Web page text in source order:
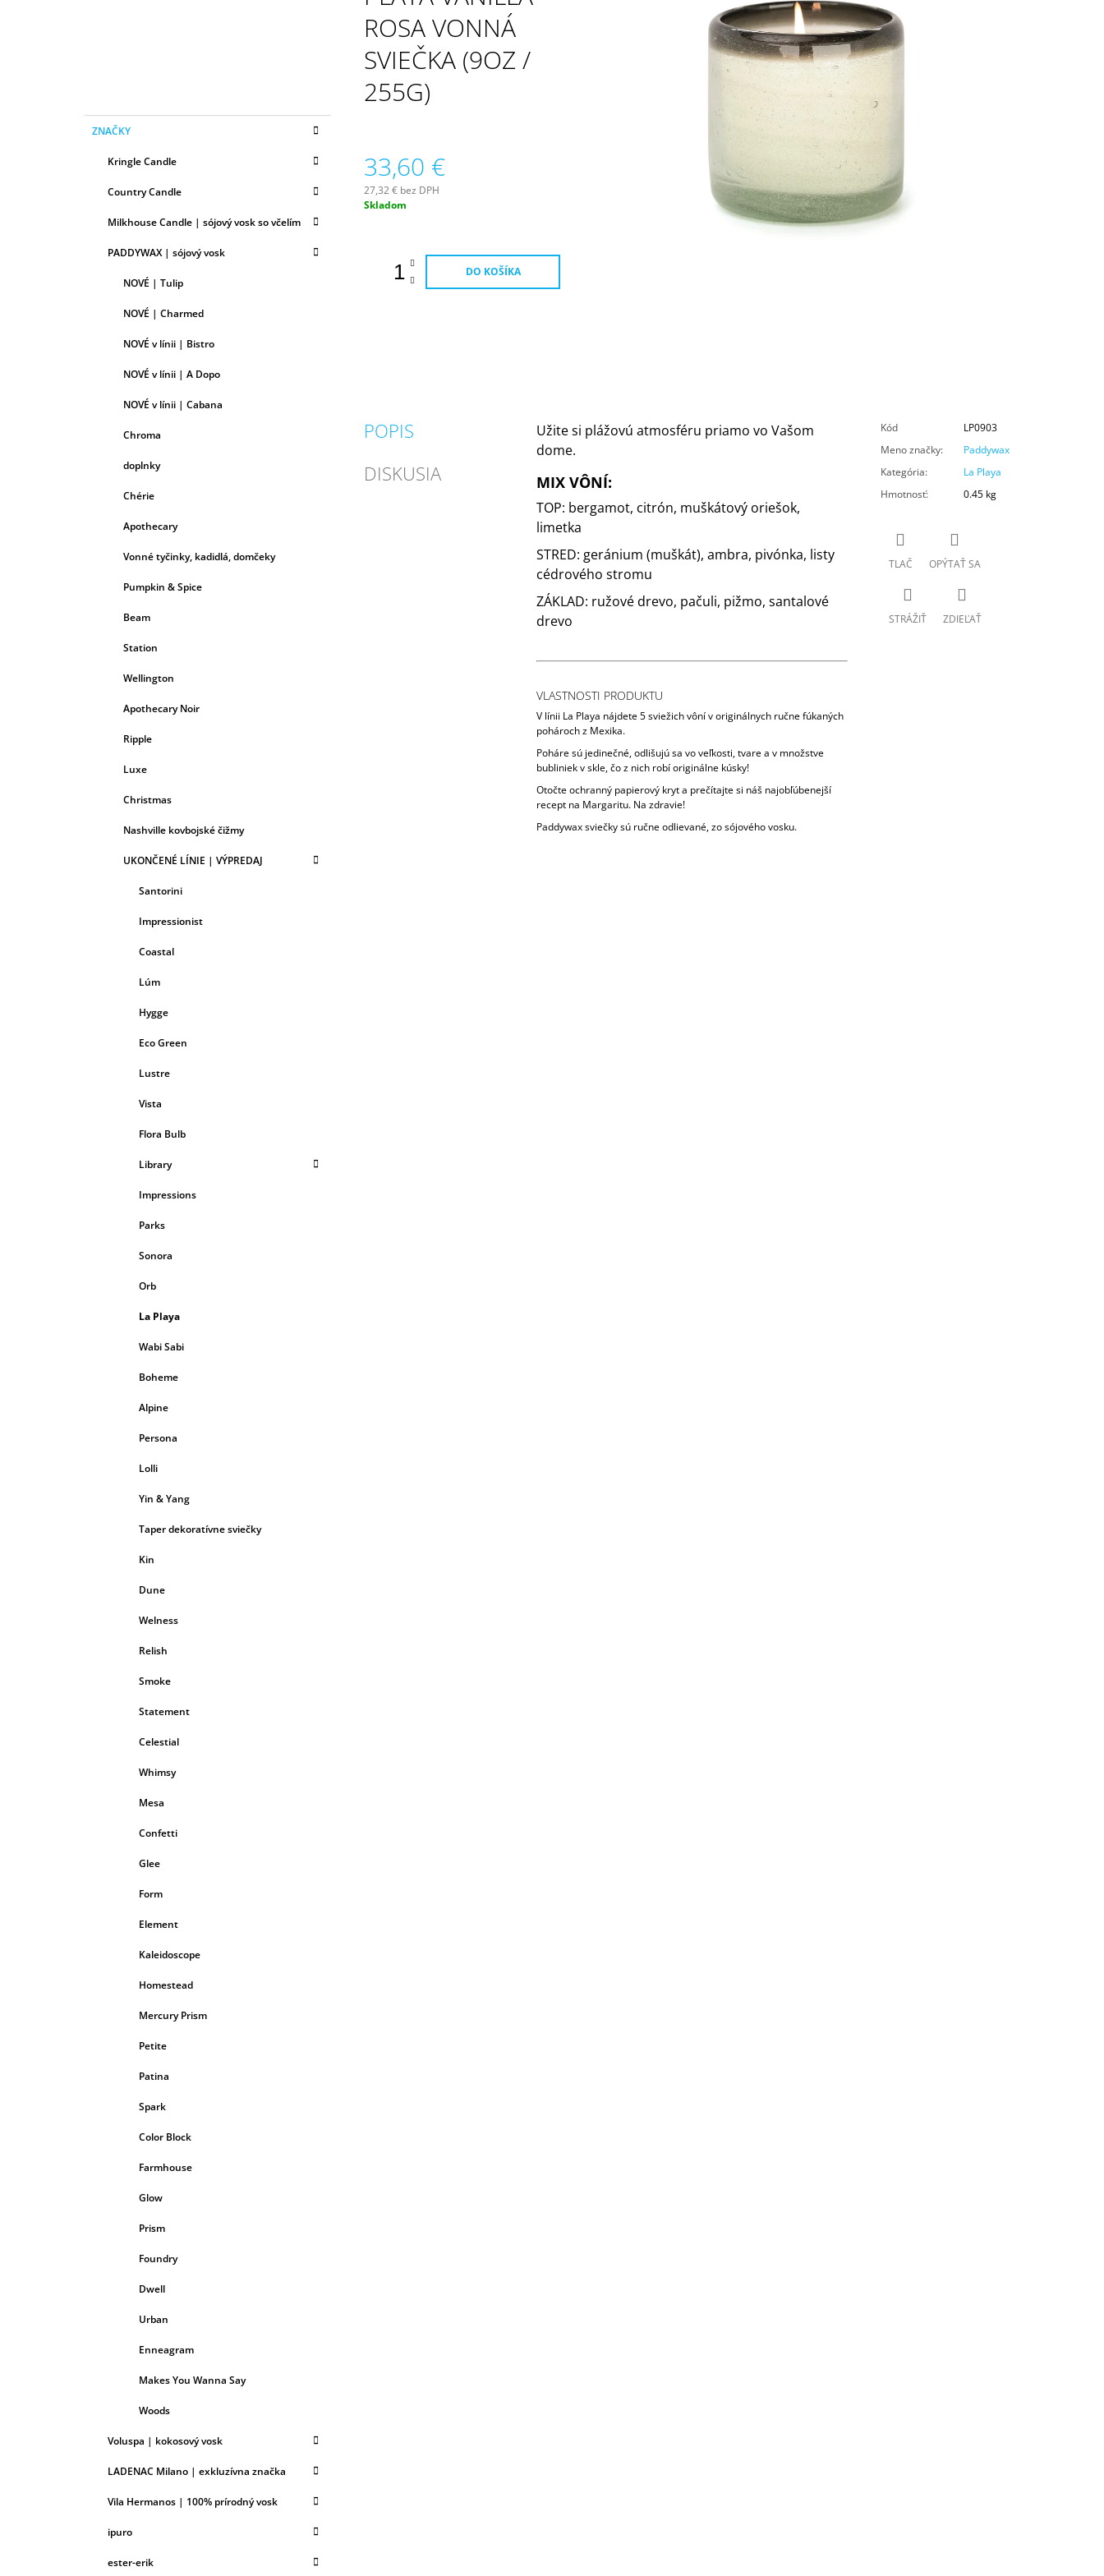
kategórie
K
AZNAČKY
Kringle Candle
Country Candle
Milkhouse Candle | sójový vosk so včelím
PADDYWAX | sójový vosk
NOVÉ | Tulip
NOVÉ | Charmed
NOVÉ v línii | Bistro
NOVÉ v línii | A Dopo
NOVÉ v línii | Cabana
Chroma
doplnky
Chérie
Apothecary
Vonné tyčinky, kadidlá, domčeky
Pumpkin & Spice
Beam
Station
Wellington
Apothecary Noir
Ripple
Luxe
Christmas
Nashville kovbojské čižmy
UKONČENÉ LÍNIE | VÝPREDAJ
Santorini
Impressionist
Coastal
Lúm
Hygge
Eco Green
Lustre
Vista
Flora Bulb
Library
Impressions
Parks
Sonora
Orb
La Playa
Wabi Sabi
Boheme
Alpine
Persona
Lolli
Yin & Yang
Taper dekoratívne sviečky
Kin
Dune
Welness
Relish
Smoke
Statement
Celestial
Whimsy
Mesa
Confetti
Glee
Form
Element
Kaleidoscope
Homestead
Mercury Prism
Petite
Patina
Spark
Color Block
Farmhouse
Glow
Prism
Foundry
Dwell
Urban
Enneagram
Makes You Wanna Say
Woods
Voluspa | kokosový vosk
LADENAC Milano | exkluzívna značka
Vila Hermanos | 100% prírodný vosk
ipuro
ester-erik
ROSA VONNÁ
SVIEČKA (9OZ /
255G)
33,60 €
27,32 € bez DPH
Jednotková
Skladom
DO KOŠÍKA
POPIS
DISKUSIA
Užite si plážovú atmosféru priamo vo Vašom
dome.
MIX VÔNÍ:
TOP: bergamot, citrón, muškátový oriešok,
limetka
STRED: geránium (muškát), ambra, pivónka, listy
cédrového stromu
ZÁKLAD: ružové drevo, pačuli, pižmo, santalové
drevo
VLASTNOSTI PRODUKTU
V línii La Playa nájdete 5 sviežich vôní v originálnych ručne fúkaných
pohároch z Mexika.
Poháre sú jedinečné, odlišujú sa vo veľkosti, tvare a v množstve
bubliniek v skle, čo z nich robí originálne kúsky!
Otočte ochranný papierový kryt a prečítajte si náš najobľúbenejší
recept na Margaritu. Na zdravie!
Paddywax sviečky sú ručne odlievané, zo sójového vosku.
Kód
LP0903
Meno značky:
Paddywax
Kategória:
La Playa
Hmotnosť: 0.45 kg
TLAČ OPÝTAŤ SA
STRÁŽIŤ ZDIEĽAŤ
16,90 €
(18OZ / 510G)